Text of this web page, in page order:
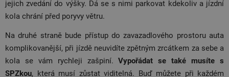
jejich zvedání do výšky. Dá se s nimi parkovat kdekoliv a jízdní
kola chrání před poryvy větru.
Na druhé straně bude přístup do zavazadlového prostoru auta
komplikovanější, při jízdě neuvidíte zpětným zrcátkem za sebe a
kola se vám rychleji zašpiní.Vypořádat se také musíte s
SPZkou, která musí zůstat viditelná. Buď můžete při každém